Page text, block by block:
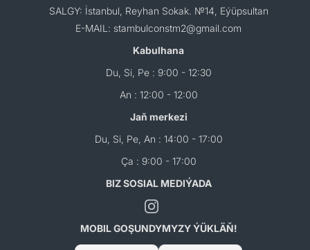
SALGY: İstanbul, Reyhan Sokak. №14, Eýüpsultan
E-MAIL: stambulconstm2@gmail.com
Kabulhana
Du, Si, Pe : 9:00 - 12:30
An : 12:00 - 12:00
Jaň merkezi
Du, Si, Pe, An : 14:00 - 17:00
Ça : 9:00 - 17:00
BIZ SOSIAL MEDIÝADA
MOBIL GOŞUNDYMYZY ÝÜKLÄŇ!